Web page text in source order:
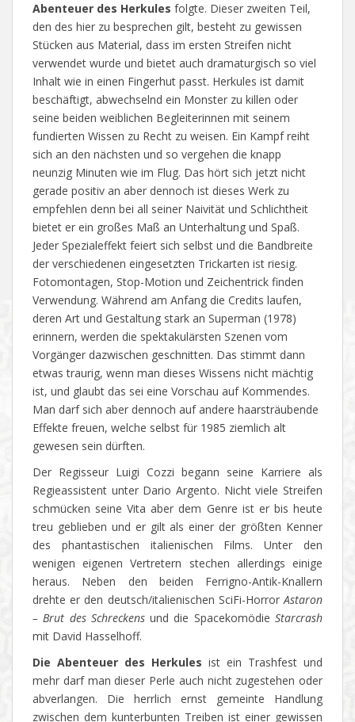
Abenteuer des Herkules folgte. Dieser zweiten Teil,
den des hier zu besprechen gilt, besteht zu gewissen
Stücken aus Material, dass im ersten Streifen nicht
verwendet wurde und bietet auch dramaturgisch so viel
Inhalt wie in einen Fingerhut passt. Herkules ist damit
beschäftigt, abwechselnd ein Monster zu killen oder
seine beiden weiblichen Begleiterinnen mit seinem
fundierten Wissen zu Recht zu weisen. Ein Kampf reiht
sich an den nächsten und so vergehen die knapp
neunzig Minuten wie im Flug. Das hört sich jetzt nicht
gerade positiv an aber dennoch ist dieses Werk zu
empfehlen denn bei all seiner Naivität und Schlichtheit
bietet er ein großes Maß an Unterhaltung und Spaß.
Jeder Spezialeffekt feiert sich selbst und die Bandbreite
der verschiedenen eingesetzten Trickarten ist riesig.
Fotomontagen, Stop-Motion und Zeichentrick finden
Verwendung. Während am Anfang die Credits laufen,
deren Art und Gestaltung stark an Superman (1978)
erinnern, werden die spektakulärsten Szenen vom
Vorgänger dazwischen geschnitten. Das stimmt dann
etwas traurig, wenn man dieses Wissens nicht mächtig
ist, und glaubt das sei eine Vorschau auf Kommendes.
Man darf sich aber dennoch auf andere haarsträubende
Effekte freuen, welche selbst für 1985 ziemlich alt
gewesen sein dürften.
Der Regisseur Luigi Cozzi begann seine Karriere als
Regieassistent unter Dario Argento. Nicht viele Streifen
schmücken seine Vita aber dem Genre ist er bis heute
treu geblieben und er gilt als einer der größten Kenner
des phantastischen italienischen Films. Unter den
wenigen eigenen Vertretern stechen allerdings einige
heraus. Neben den beiden Ferrigno-Antik-Knallern
drehte er den deutsch/italienischen SciFi-HorrorAstaron
– Brut des Schreckensund die SpacekomödieStarcrash
mit David Hasselhoff.
Die Abenteuer des Herkules ist ein Trashfest und
mehr darf man dieser Perle auch nicht zugestehen oder
abverlangen. Die herrlich ernst gemeinte Handlung
zwischen dem kunterbunten Treiben ist einer gewissen